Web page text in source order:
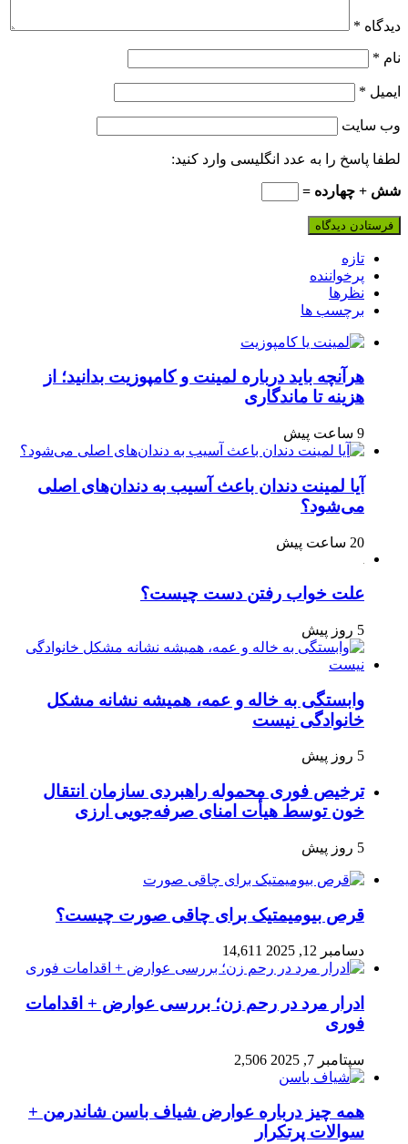
دیدگاه *
نام *
ایمیل *
وب‌ سایت
لطفا پاسخ را به عدد انگلیسی وارد کنید:
شش + چهارده =
تازه
پرخواننده
نظرها
برچسب ها
هرآنچه باید درباره لمینت و کامپوزیت بدانید؛ از
هزینه تا ماندگاری
9 ساعت پیش
آیا لمینت دندان باعث آسیب به دندان‌های اصلی
می‌شود؟
20 ساعت پیش
علت خواب رفتن دست چیست؟
5 روز پیش
وابستگی به خاله و عمه، همیشه نشانه مشکل
خانوادگی نیست
5 روز پیش
ترخیص فوری محموله راهبردی سازمان انتقال
خون توسط هیأت امنای صرفه‌جویی ارزی
5 روز پیش
قرص بیومیمتیک برای چاقی صورت چیست؟
دسامبر 12, 2025 14,611
ادرار مرد در رحم زن؛ بررسی عوارض + اقدامات
فوری
سپتامبر 7, 2025 2,506
همه چیز درباره عوارض شیاف باسن شاندرمن +
سوالات پرتکرار